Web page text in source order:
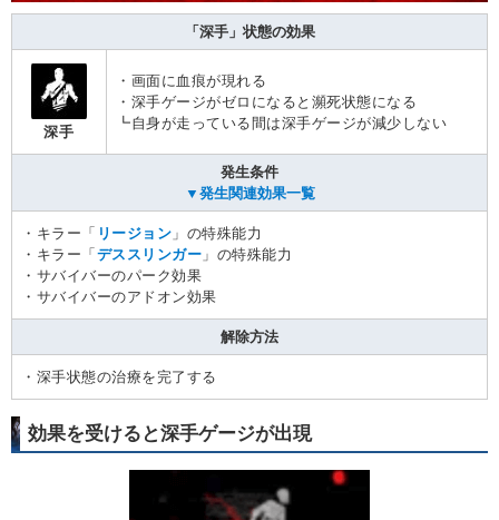
「深手」状態の効果
深手
・画面に血痕が現れる
・深手ゲージがゼロになると瀕死状態になる
┗自身が走っている間は深手ゲージが減少しない
発生条件
▼発生関連効果一覧
・キラー「 リージョン 」の特殊能力
・キラー「 デススリンガー 」の特殊能力
・サバイバーのパーク効果
・サバイバーのアドオン効果
解除方法
・深手状態の治療を完了する
効果を受けると深手ゲージが出現